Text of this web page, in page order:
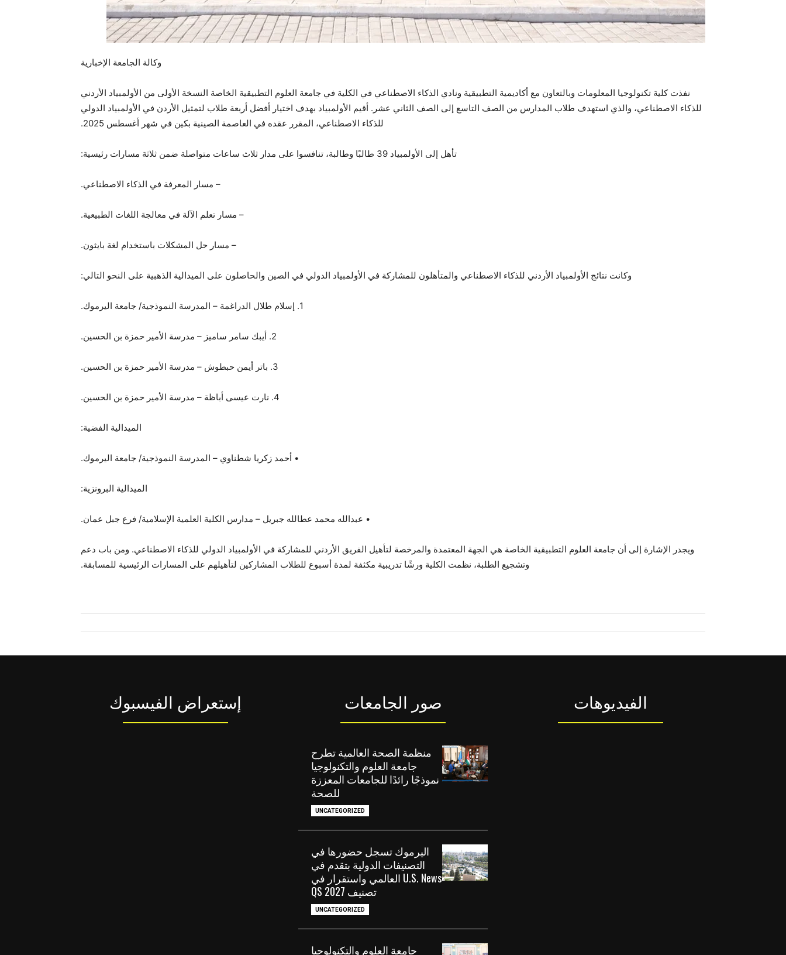
وكالة الجامعة الإخبارية
نفذت كلية تكنولوجيا المعلومات وبالتعاون مع أكاديمية التطبيقية ونادي الذكاء الاصطناعي في الكلية في جامعة العلوم التطبيقية الخاصة النسخة الأولى من الأولمبياد الأردني
للذكاء الاصطناعي، والذي استهدف طلاب المدارس من الصف التاسع إلى الصف الثاني عشر. أقيم الأولمبياد بهدف اختيار أفضل أربعة طلاب لتمثيل الأردن في الأولمبياد الدولي
للذكاء الاصطناعي، المقرر عقده في العاصمة الصينية بكين في شهر أغسطس 2025.
تأهل إلى الأولمبياد 39 طالبًا وطالبة، تنافسوا على مدار ثلاث ساعات متواصلة ضمن ثلاثة مسارات رئيسية:
– مسار المعرفة في الذكاء الاصطناعي.
– مسار تعلم الآلة في معالجة اللغات الطبيعية.
– مسار حل المشكلات باستخدام لغة بايثون.
وكانت نتائج الأولمبياد الأردني للذكاء الاصطناعي والمتأهلون للمشاركة في الأولمبياد الدولي في الصين والحاصلون على الميدالية الذهبية على النحو التالي:
1. إسلام طلال الدراغمة – المدرسة النموذجية/ جامعة اليرموك.
2. أيبك سامر ساميز – مدرسة الأمير حمزة بن الحسين.
3. باتر أيمن حبطوش – مدرسة الأمير حمزة بن الحسين.
4. نارت عيسى أباظة – مدرسة الأمير حمزة بن الحسين.
الميدالية الفضية:
• أحمد زكريا شطناوي – المدرسة النموذجية/ جامعة اليرموك.
الميدالية البرونزية:
• عبدالله محمد عطالله جبريل – مدارس الكلية العلمية الإسلامية/ فرع جبل عمان.
ويجدر الإشارة إلى أن جامعة العلوم التطبيقية الخاصة هي الجهة المعتمدة والمرخصة لتأهيل الفريق الأردني للمشاركة في الأولمبياد الدولي للذكاء الاصطناعي. ومن باب دعم
وتشجيع الطلبة، نظمت الكلية ورشًا تدريبية مكثفة لمدة أسبوع للطلاب المشاركين لتأهيلهم على المسارات الرئيسية للمسابقة.
إستعراض الفيسبوك صور الجامعات
منظمة الصحة العالمية تطرح
جامعة العلوم والتكنولوجيا
نموذجًا رائدًا للجامعات المعززة
للصحة
UNCATEGORIZED
اليرموك تسجل حضورها في
التصنيفات الدولية بتقدم في
U.S. News العالمي واستقرار في
تصنيف QS 2027
UNCATEGORIZED
جامعة العلوم والتكنولوجيا
الفيديوهات